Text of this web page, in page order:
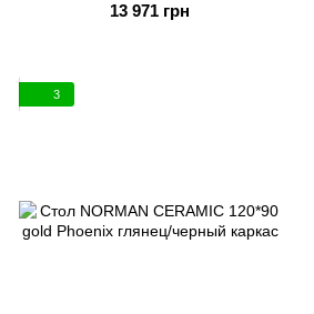
13 971 грн
3